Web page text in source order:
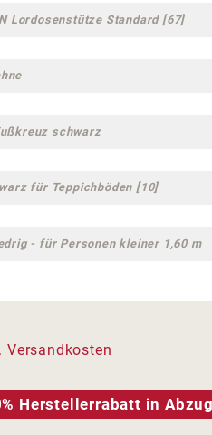
Lordosenstütze Standard [67]
schwarz
für Teppichböden [10]
- für Personen kleiner 1,60 m
Versandkosten
Herstellerrabatt in